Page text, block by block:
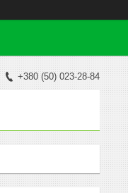
+380 (50) 023-28-84